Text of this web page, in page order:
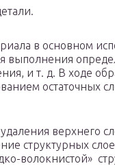
в основном
выполнения
и т. д. В ходе
остаточных
верхнего
структурных
волокнистой»